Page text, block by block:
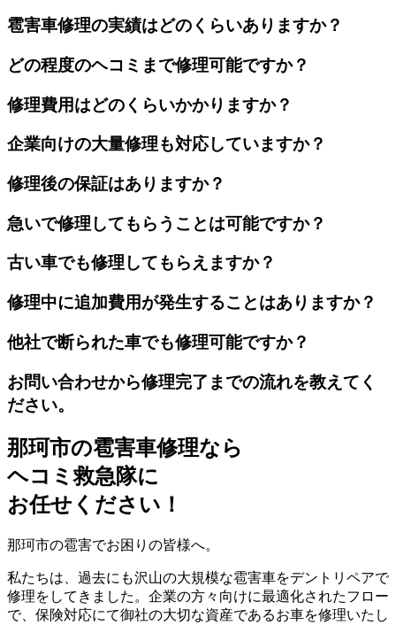
雹害車修理の実績はどのくらいありますか？
どの程度のヘコミまで修理可能ですか？
修理費用はどのくらいかかりますか？
企業向けの大量修理も対応していますか？
修理後の保証はありますか？
急いで修理してもらうことは可能ですか？
古い車でも修理してもらえますか？
修理中に追加費用が発生することはありますか？
他社で断られた車でも修理可能ですか？
お問い合わせから修理完了までの流れを教えてく
ださい。
那珂市の雹害車修理なら
ヘコミ救急隊に
お任せください！
那珂市の雹害でお困りの皆様へ。
私たちは、過去にも沢山の大規模な雹害車をデントリペアで
修理をしてきました。企業の方々向けに最適化されたフロー
で、保険対応にて御社の大切な資産であるお車を修理いたし